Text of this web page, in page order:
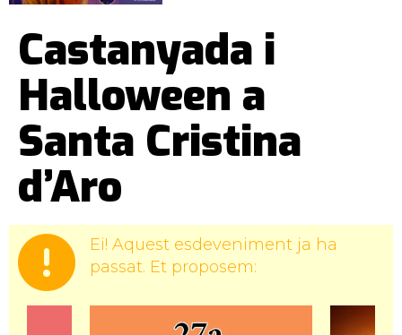
Castanyada i
Halloween a
Santa Cristina
d’Aro
Ei! Aquest esdeveniment ja ha
passat. Et proposem: